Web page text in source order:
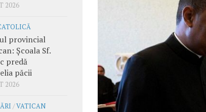
2026
provincial
Școala Sf.
predă
păcii
2026
/VATICAN